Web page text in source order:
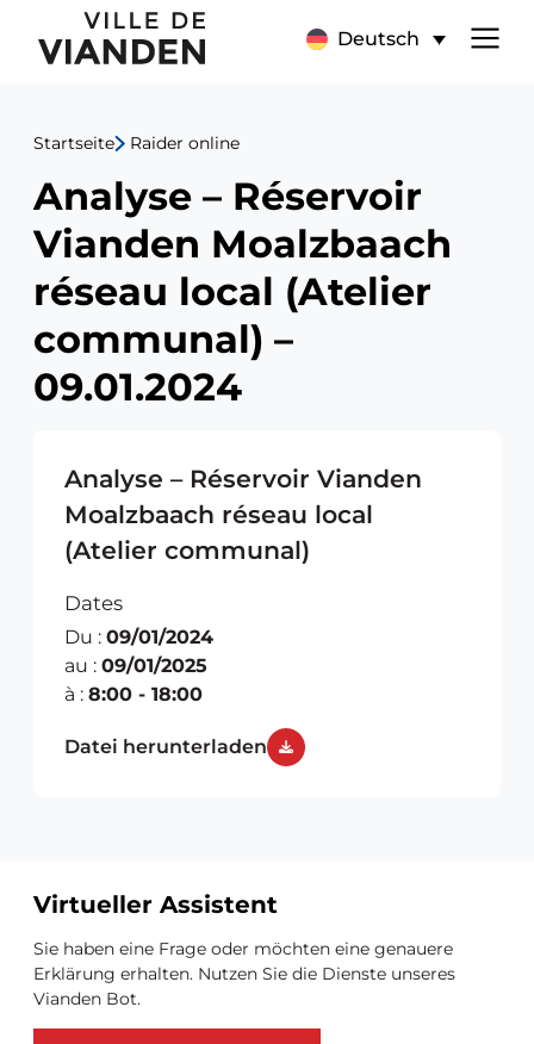
Analyse
Réservoir
Vianden
Moalzbaach
réseau
local
(Atelier
communal)
09.01.2024
Deutsch
Hauptnavigationsmenü
Startseite Raider online
Analyse – Réservoir
Vianden Moalzbaach
réseau local (Atelier
communal) –
09.01.2024
Analyse – Réservoir Vianden
Moalzbaach réseau local
(Atelier communal)
Dates
Du : 09/01/2024
au : 09/01/2025
à : 8:00 - 18:00
Datei herunterladen
Zusätzliche
Ressourcen
Virtueller Assistent
Sie haben eine Frage oder möchten eine genauere
Erklärung erhalten. Nutzen Sie die Dienste unseres
Vianden Bot.